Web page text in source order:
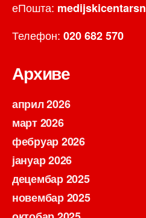
еПошта:
Телефон: 020 682 570
Архиве
април 2026
март 2026
фебруар 2026
јануар 2026
децембар 2025
новембар 2025